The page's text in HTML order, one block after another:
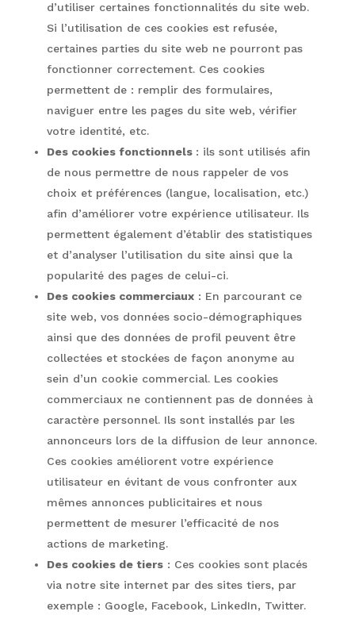
d’utiliser certaines fonctionnalités du site web.
Si l’utilisation de ces cookies est refusée,
certaines parties du site web ne pourront pas
fonctionner correctement. Ces cookies
permettent de : remplir des formulaires,
naviguer entre les pages du site web, vérifier
votre identité, etc.
Des cookies fonctionnels : ils sont utilisés afin
de nous permettre de nous rappeler de vos
choix et préférences (langue, localisation, etc.)
afin d’améliorer votre expérience utilisateur. Ils
permettent également d’établir des statistiques
et d’analyser l’utilisation du site ainsi que la
popularité des pages de celui-ci.
Des cookies commerciaux: En parcourant ce
site web, vos données socio-démographiques
ainsi que des données de profil peuvent être
collectées et stockées de façon anonyme au
sein d’un cookie commercial. Les cookies
commerciaux ne contiennent pas de données à
caractère personnel. Ils sont installés par les
annonceurs lors de la diffusion de leur annonce.
Ces cookies améliorent votre expérience
utilisateur en évitant de vous confronter aux
mêmes annonces publicitaires et nous
permettent de mesurer l’efficacité de nos
actions de marketing.
Des cookies de tiers: Ces cookies sont placés
via notre site internet par des sites tiers, par
exemple : Google, Facebook, LinkedIn, Twitter.